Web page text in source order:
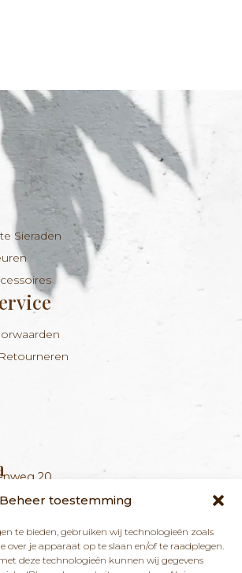
Beheer toestemming
te bieden, gebruiken wij technologieën zoals
over je apparaat op te slaan en/of te raadplegen.
deze technologieën kunnen wij gegevens
Sieraden
20
winkel en praktijk.